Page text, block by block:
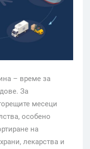
– време за
За
месеци
особено
на
лекарства и